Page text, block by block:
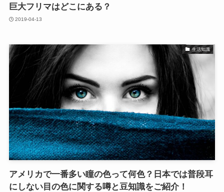
巨大フリマはどこにある？
2019-04-13
生活知識
アメリカで一番多い瞳の色って何色？日本では普段耳
にしない目の色に関する噂と豆知識をご紹介！